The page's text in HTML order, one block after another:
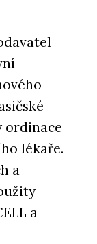
ordinace
lékaře.
a
a